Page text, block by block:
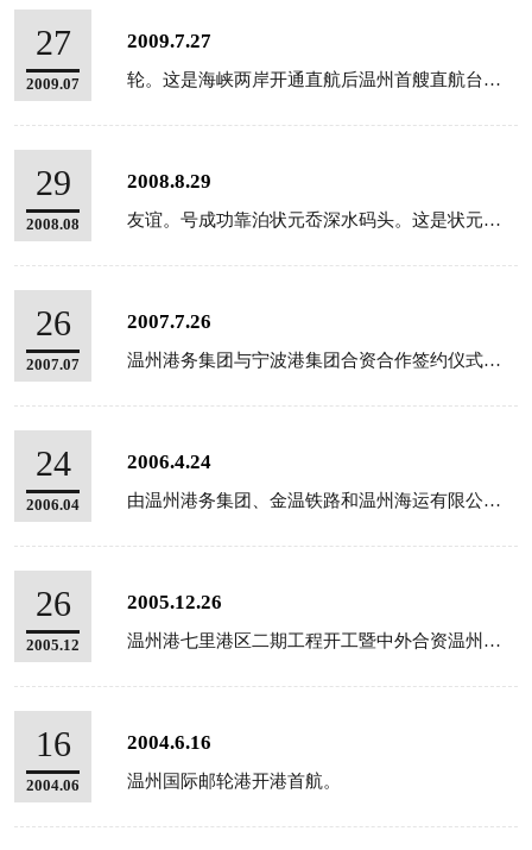
27
2009.07
2009.7.27
轮。这是海峡两岸开通直航后温州首艘直航台湾的船舶。
29
2008.08
2008.8.29
友谊。号成功靠泊状元岙深水码头。这是状元岙港区建成后首次接卸的大宗散货船。也是温州港有史以来挂靠的最...
26
2007.07
2007.7.26
温州港务集团与宁波港集团合资合作签约仪式在温州华侨饭店举行。
24
2006.04
2006.4.24
由温州港务集团、金温铁路和温州海运有限公司三家单位联合运作的龙湾港区煤炭水铁联运中转码头正式启动。
26
2005.12
2005.12.26
温州港七里港区二期工程开工暨中外合资温州金洋集装箱码头有限公司成立授牌仪式隆重举行。
16
2004.06
2004.6.16
温州国际邮轮港开港首航。